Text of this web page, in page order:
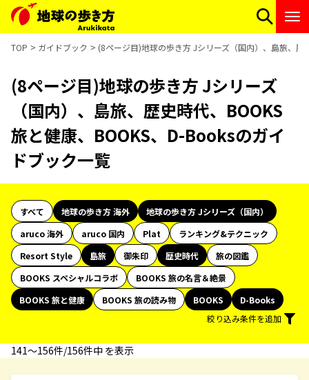
TOP ガイドブック (8ページ目)地球の歩き方 Jシリーズ（国内）、島旅、
(8ページ目)地球の歩き方 Jシリーズ
（国内）、島旅、歴史時代、BOOKS
旅と健康、BOOKS、D-Booksのガイ
ドブック一覧
すべて 地球の歩き方 海外
地球の歩き方 Jシリーズ（国内）
aruco 海外
aruco 国内 Plat
ランキング&テクニック
Resort Style
島旅 御朱印 歴史時代
旅の図鑑
BOOKS スペシャルコラボ
BOOKS 旅の名言＆絶景
BOOKS 旅と健康
BOOKS 旅の読み物 BOOKS
D-Books
絞り込み条件を追加
141〜156件/156件中 を表示